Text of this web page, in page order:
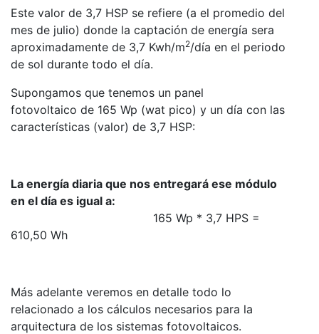
Este valor de 3,7 HSP se refiere (a el promedio del
mes de julio) donde la captación de energía sera
aproximadamente de 3,7 Kwh/m2/día en el periodo
de sol durante todo el día.
Supongamos que tenemos un panel
fotovoltaico de 165 Wp (wat pico) y un día con las
características (valor) de 3,7 HSP:
La energía diaria que nos entregará ese módulo
en el día es igual a:
165 Wp * 3,7 HPS =
610,50 Wh
Más adelante veremos en detalle todo lo
relacionado a los cálculos necesarios para la
arquitectura de los sistemas fotovoltaicos.